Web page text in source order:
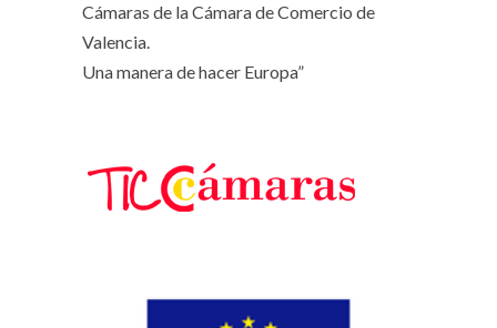
Cámaras de la Cámara de Comercio de
Valencia.
Una manera de hacer Europa”